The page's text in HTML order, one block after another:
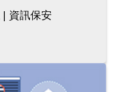
資訊保安